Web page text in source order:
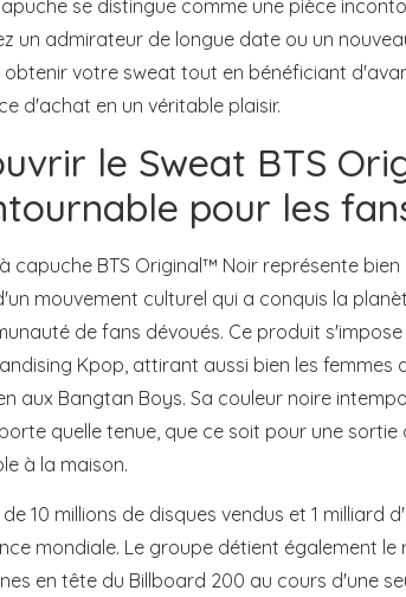
se distingue comme une pièce
un admirateur de longue date ou un
votre sweat tout en bénéficiant
d'achat en un véritable plaisir.
le Sweat BTS
pour les
capuche BTS Original™ Noir représente
mouvement culturel qui a conquis la
de fans dévoués. Ce produit
Kpop, attirant aussi bien les
aux Bangtan Boys. Sa couleur noire
quelle tenue, que ce soit pour une
à la maison.
10 millions de disques vendus et 1 milliard
mondiale. Le groupe détient également
en tête du Billboard 200 au cours d'une